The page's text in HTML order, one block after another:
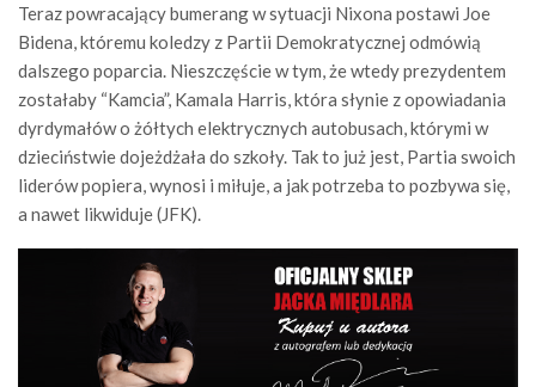
Teraz powracający bumerang w sytuacji Nixona postawi Joe
Bidena, któremu koledzy z Partii Demokratycznej odmówią
dalszego poparcia. Nieszczęście w tym, że wtedy prezydentem
zostałaby “Kamcia”, Kamala Harris, która słynie z opowiadania
dyrdymałów o żółtych elektrycznych autobusach, którymi w
dzieciństwie dojeżdżała do szkoły. Tak to już jest, Partia swoich
liderów popiera, wynosi i miłuje, a jak potrzeba to pozbywa się,
a nawet likwiduje (JFK).